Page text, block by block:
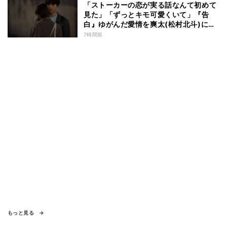
「ストーカーの恋が実る話なんて初めて
見た」「ずっとキモ可愛くいて」『告
白』ゆがんだ愛情を爽太(松村北斗)に向
ける視聴者の声
7時間前
もっと見る